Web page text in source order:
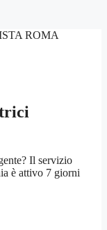
ROMA
Il servizio
è attivo 7 giorni